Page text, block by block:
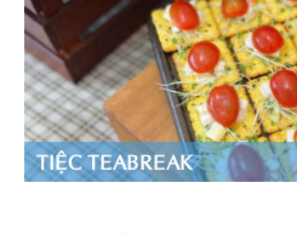
TIỆC TEABREAK